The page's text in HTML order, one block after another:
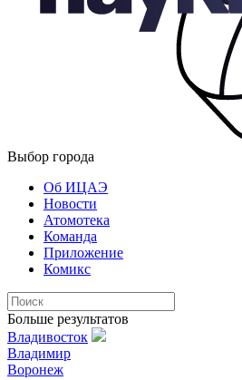
Выбор города
Об ИЦАЭ
Новости
Атомотека
Команда
Приложение
Комикс
Больше результатов
Владивосток
Владимир
Воронеж